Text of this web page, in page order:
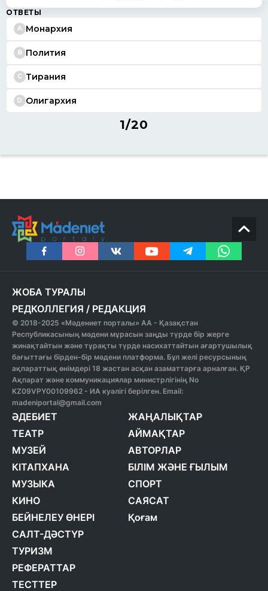
ОТВЕТЫ
A Монархия
B Полития
C Тирания
D Олигархия
1/20
ЖОБА ТУРАЛЫ
РЕДКОЛЛЕГИЯ / РЕДАКЦИЯ
© 2018-2025 «Мәдениет порталы» АА - Қазақстан
Республикасының мәдени мұрасын заңды түрде бір жерге
жинақтайтын және тұрақты түрде насихаттайтын ағартушылық
бағыттағы бірден-бір мәдени платформа. Бұл желі ресурсының
ақпараттық өнімдері 18 жастан асқан азаматтарға арналған. ҚР
Ақпарат және коммуникациялар министрлігінің No
KZ09VPY00109962 - ИА куәлігі берілген. Email:
madeniportal@gmail.com
ӘДЕБИЕТ
ТЕАТР
МУЗЕЙ
КІТАПХАНА
МУЗЫКА
КИНО
БЕЙНЕЛЕУ ӨНЕРІ
САЛТ-ДӘСТҮР
ТУРИЗМ
РЕФЕРАТТАР
ТЕСТТЕР
ЖАҢАЛЫҚТАР
АЙМАҚТАР
АВТОРЛАР
БІЛІМ ЖӘНЕ ҒЫЛЫМ
СПОРТ
САЯСАТ
Қоғам